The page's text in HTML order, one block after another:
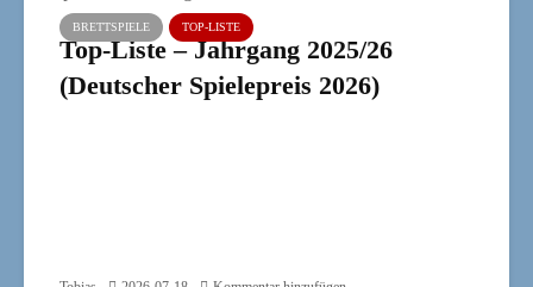
BRETTSPIELE TOP-LISTE
Top-Liste – Jahrgang 2025/26
(Deutscher Spielepreis 2026)